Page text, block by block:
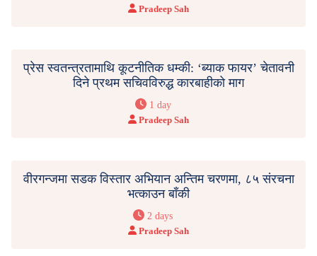
Pradeep Sah
प्रेस स्वतन्त्रतामाथि कूटनीतिक धम्की: ‘ब्याक फायर’ चेतावनी
दिने प्रथम सचिवविरुद्ध कारबाहीको माग
1 day
Pradeep Sah
वीरगन्जमा सडक विस्तार अभियान अन्तिम चरणमा, ८५ संरचना
भत्काउन बाँकी
2 days
Pradeep Sah